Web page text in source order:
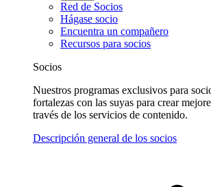
Red de Socios
Hágase socio
Encuentra un compañero
Recursos para socios
Socios
Nuestros programas exclusivos para
fortalezas con las suyas para crear
través de los servicios de contenido.
Descripción general de los socios